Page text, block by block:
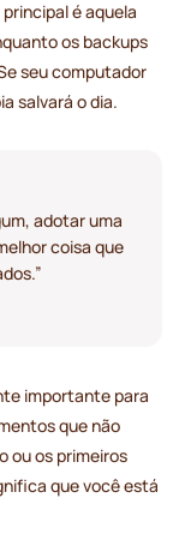
é aquela
os backups
seu computador
salvará o dia.
adotar uma
coisa que
importante para
que não
ou os primeiros
que você está